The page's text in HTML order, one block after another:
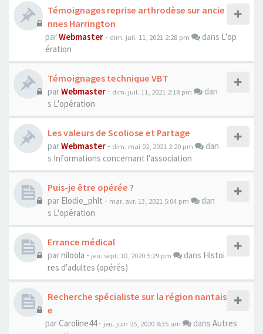
Témoignages reprise arthrodèse sur ancie
nnes Harrington
parWebmaster - dim. juil. 11, 2021 2:28 pm dans L'op
ération
Témoignages technique VBT
parWebmaster - dim. juil. 11, 2021 2:18 pm
dan
s L'opération
Les valeurs de Scoliose et Partage
parWebmaster - dim. mai 02, 2021 2:20 pm
dan
s Informations concernant l'association
Puis-je être opérée ?
par Elodie_phlt - mar. avr. 13, 2021 5:04 pm
dan
s L'opération
Errance médical
parniloola - jeu. sept. 10, 2020 5:29 pm dans Histoi
res d'adultes (opérés)
Recherche spécialiste sur la région nantais
e
par Caroline44- jeu. juin 25, 2020 8:35 am dans Autres